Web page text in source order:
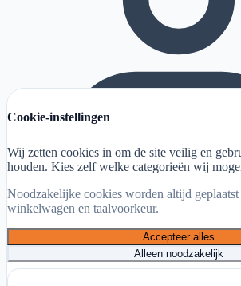
Cookie-instellingen
Wij zetten cookies in om de site veilig en
houden. Kies zelf welke categorieën wij
Noodzakelijke cookies worden altijd
winkelwagen en taalvoorkeur.
Accepteer alles
Alleen noodzakelijk